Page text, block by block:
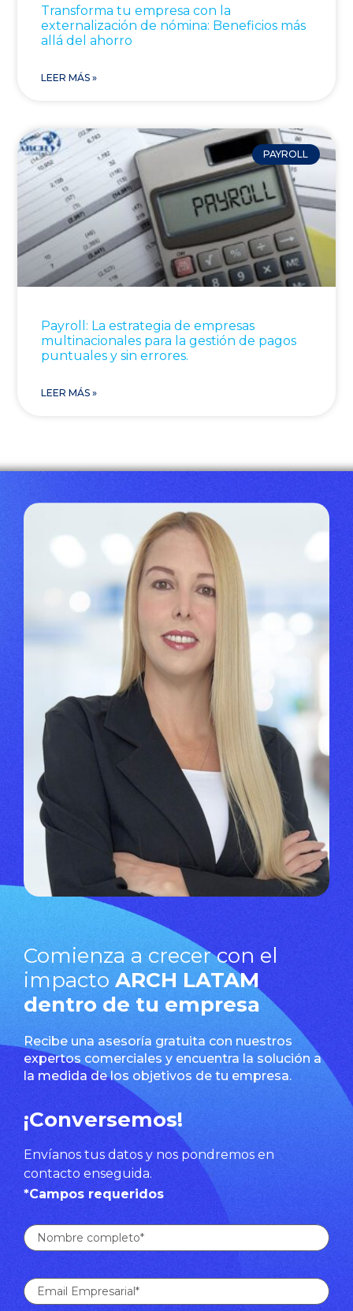
Transforma tu empresa con la
externalización de nómina: Beneficios más
allá del ahorro
LEER MÁS »
PAYROLL
Payroll: La estrategia de empresas
multinacionales para la gestión de pagos
puntuales y sin errores.
LEER MÁS »
Comienza a crecer con el
impacto ARCH LATAM
dentro de tu empresa
Recibe una asesoría gratuita con nuestros
expertos comerciales y encuentra la solución a
la medida de los objetivos de tu empresa.
¡Conversemos!
Envíanos tus datos y nos pondremos en
contacto enseguida.
*Campos requeridos